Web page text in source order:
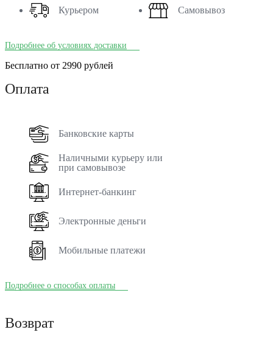
Курьером Самовывоз
Подробнее об условиях доставки
Бесплатно от 2990 рублей
Оплата
Банковские карты
Наличными курьеру или
при самовывозе
Интернет-банкинг
Электронные деньги
Мобильные платежи
Подробнее о способах оплаты
Возврат